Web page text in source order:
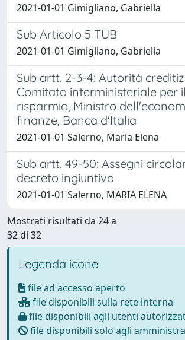
2021-01-01 Gimigliano, Gabriella
Sub Articolo 5 TUB
2021-01-01 Gimigliano, Gabriella
Sub artt. 2-3-4: Autorità
Comitato interministeriale per
risparmio, Ministro
finanze, Banca d'Italia
2021-01-01 Salerno, Maria Elena
Sub artt. 49-50: Assegni
decreto ingiuntivo
2021-01-01 Salerno, MARIA ELENA
Mostrati risultati da 24 a
32 di 32
Legenda icone
file ad accesso aperto
file disponibili sulla rete interna
file disponibili agli utenti
file disponibili solo agli